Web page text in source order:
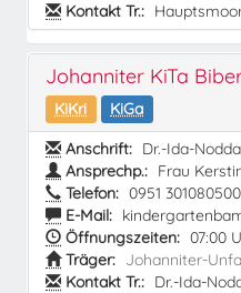
Kontakt Tr.:
Johanniter KiTa
KiKri
KiGa
Anschrift: Dr.-Ida-
Ansprechp.: Frau
Telefon: 0951 301080500
E-Mail:
Öffnungszeiten: 07:00
Träger: Johanniter-
Kontakt Tr.: Dr.-Ida-